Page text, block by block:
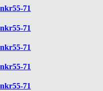
nkr55-71
nkr55-71
nkr55-71
nkr55-71
nkr55-71